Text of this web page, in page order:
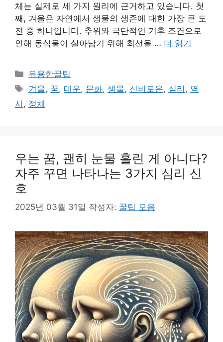
체는 실제로 세 가지 원리에 근거하고 있습니다. 첫
째, 겨울은 자연에서 생물의 생존에 대한 가장 큰 도
전 중 하나입니다. 추위와 극단적인 기후 조건으로
인해 동식물이 살아남기 위해 최선을 … 더 읽기
카
테
고
리
유용한꿀팁
태
그
겨울, 꿈,대운, 문화,생물, 신비로운, 심리 , 역
사, 정체
우는 꿈, 괜히 눈물 흘린 게 아니다?
자주 꾸면 나타나는 3가지 심리 신
호
2025년 03월 31일 작성자: 꿀팁 모음